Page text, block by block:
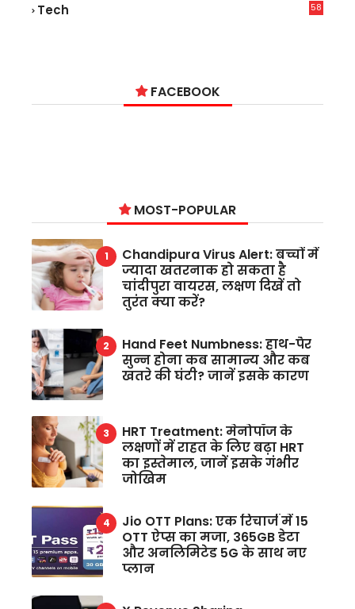
Tech
58
FACEBOOK
MOST-POPULAR
Chandipura Virus Alert: बच्चों में
ज्यादा खतरनाक हो सकता है
चांदीपुरा वायरस, लक्षण दिखें तो
तुरंत क्या करें?
Hand Feet Numbness: हाथ-पैर
सुन्न होना कब सामान्य और कब
खतरे की घंटी? जानें इसके कारण
HRT Treatment: मेनोपॉज के
लक्षणों में राहत के लिए बढ़ा HRT
का इस्तेमाल, जानें इसके गंभीर
जोखिम
Jio OTT Plans: एक रिचार्ज में 15
OTT ऐप्स का मजा, 365GB डेटा
और अनलिमिटेड 5G के साथ नए
प्लान